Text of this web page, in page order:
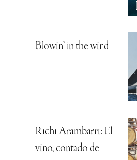
Blowin’ in the wind
Richi Arambarri: El
vino, contado de